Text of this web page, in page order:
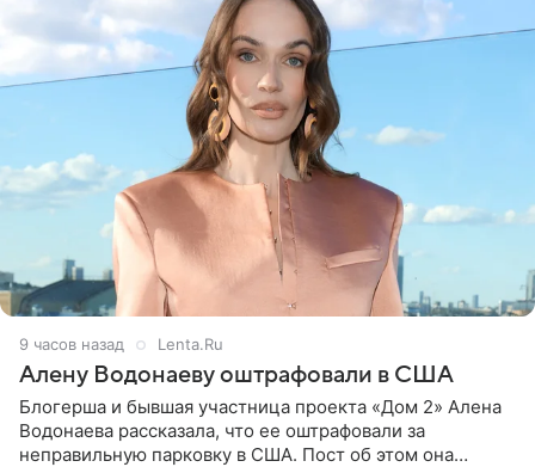
9 часов назад Lenta.Ru
Алену Водонаеву оштрафовали в США
Блогерша и бывшая участница проекта «Дом 2» Алена
Водонаева рассказала, что ее оштрафовали за
неправильную парковку в США. Пост об этом она